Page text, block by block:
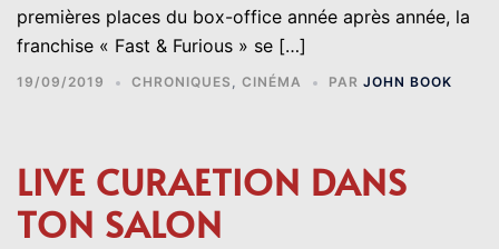
premières places du box-office année après année, la
franchise « Fast & Furious » se […]
19/09/2019 CHRONIQUES , CINÉMA PAR JOHN BOOK
LIVE CURAETION DANS
TON SALON